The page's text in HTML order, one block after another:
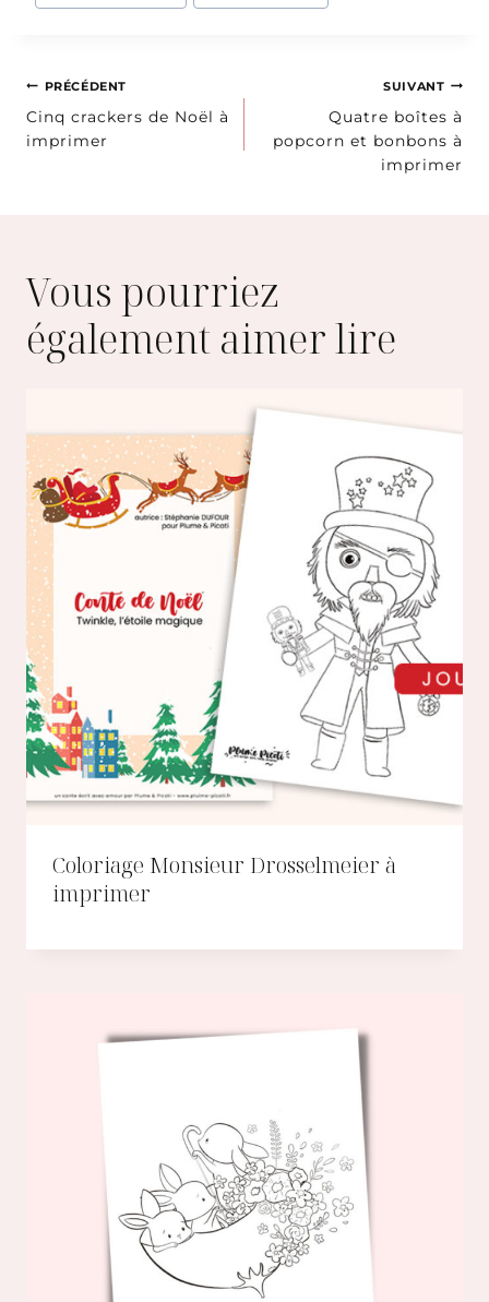
de
Navigation
de
PRÉCÉDENT
Cinq crackers de Noël à
imprimer
SUIVANT
Quatre boîtes à
popcorn et bonbons à
imprimer
Vous pourriez
également aimer lire
Coloriage Monsieur Drosselmeier à
imprimer